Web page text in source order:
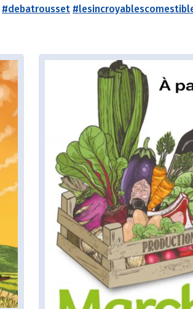
#debatrousset